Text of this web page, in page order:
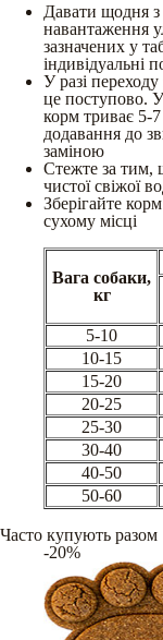
Давати щодня з
навантаження
зазначених у
індивідуальні
У разі
це поступово.
корм триває 5-
додавання до
заміною
Стежте за тим,
чистої свіжої
Зберігайте
сухому місці
Вага собаки,
кг
5-10
10-15
15-20
20-25
25-30
30-40
40-50
50-60
Часто купують разом
-20%